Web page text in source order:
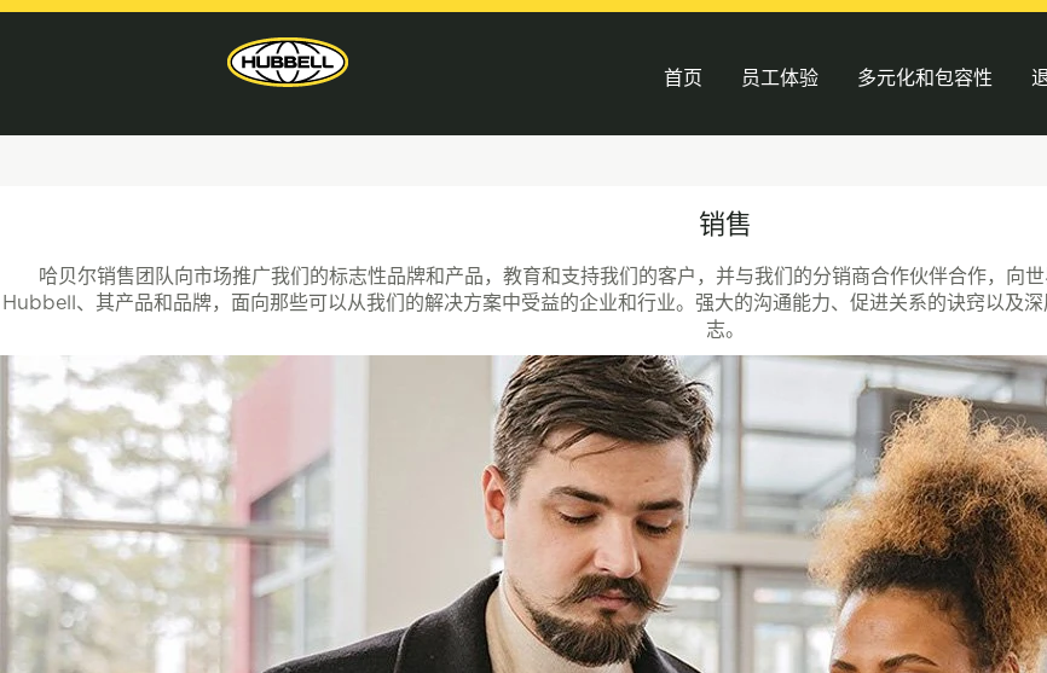
首页 员工体验 多元化和包容性
销售
哈贝尔销售团队向市场推广我们的标志性品牌和产品，教育和支持我们的客户，并与我们的分销商合作伙伴合作，向
Hubbell、其产品和品牌，面向那些可以从我们的解决方案中受益的企业和行业。强大的沟通能力、促进关系的诀窍以及
志。